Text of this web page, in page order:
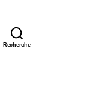
Recherche